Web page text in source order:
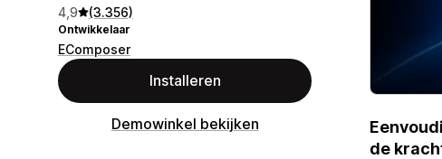
4,9 (3.356)
Ontwikkelaar
EComposer
Installeren
Demowinkel bekijken
de